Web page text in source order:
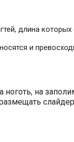
длина
и
на